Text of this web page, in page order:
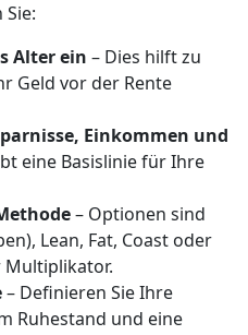
Alter ein – Dies hilft zu
Geld vor der Rente
Einkommen und
eine Basislinie für Ihre
– Optionen sind
Lean, Fat, Coast oder
– Definieren Sie Ihre
Ruhestand und eine